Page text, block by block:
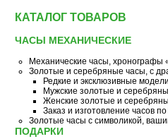
КАТАЛОГ ТОВАРОВ
ЧАСЫ МЕХАНИЧЕСКИЕ
Механические часы, хронографы
Золотые и серебряные часы, с
Редкие и эксклюзивные
Мужские золотые и
Женские золотые и
Заказ и изготовление часов
Золотые часы с символикой,
ПОДАРКИ